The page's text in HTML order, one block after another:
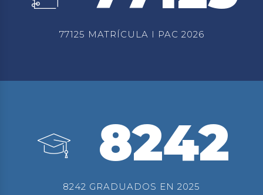
77125 MATRÍCULA I PAC 2026
8242
8242 GRADUADOS EN 2025